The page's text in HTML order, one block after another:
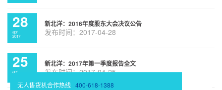
28
apr
2017
新北洋：2016年度股东大会决议公告
发布时间：2017-04-28
25
apr
新北洋：2017年第一季度报告全文
发布时间：2017-04-25
无人售货机合作热线 400-618-1388